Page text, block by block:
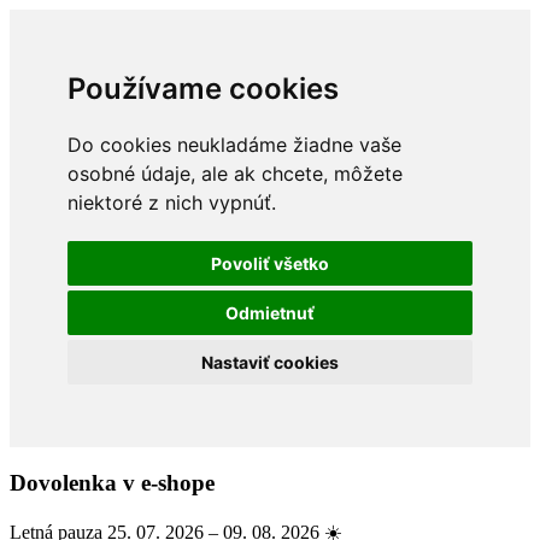
Používame cookies
Do cookies neukladáme žiadne vaše
osobné údaje, ale ak chcete, môžete
niektoré z nich vypnúť.
Povoliť všetko
Odmietnuť
Nastaviť cookies
Dovolenka v e-shope
Letná pauza 25. 07. 2026 – 09. 08. 2026 ☀️